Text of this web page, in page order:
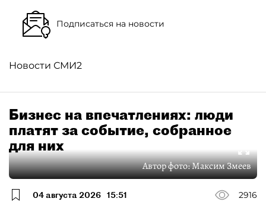
Подписаться на новости
Новости СМИ2
Бизнес на впечатлениях: люди
платят за событие, собранное
для них
Автор фото:Максим Змеев
04 августа 2026 15:51
2916